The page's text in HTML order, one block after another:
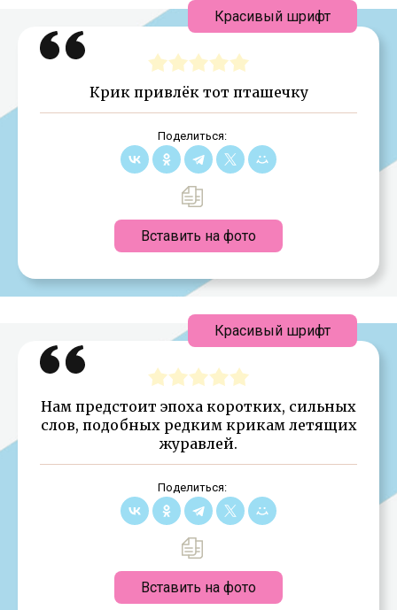
Крик привлёк тот пташечку
Поделиться:
Вставить на фото
Красивый шрифт
Нам предстоит эпоха коротких, сильных
слов, подобных редким крикам летящих
журавлей.
Поделиться:
Вставить на фото
Красивый шрифт